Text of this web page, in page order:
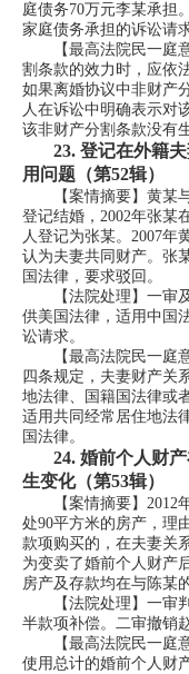
庭债务70万元李某承担
家庭债务承担的诉讼请求
【最高法院民一庭意
割条款的效力时，应依
如果离婚协议中非财产
人在诉讼中明确表示对
该非财产分割条款没有
23. 登记在外籍
用问题（第52辑）
【案情摘要】黄某与
登记结婚，2002年张某
人登记为张某。2007年
认为夫妻共同财产。张
国法律，要求驳回。
【法院处理】一审及
供美国法律，适用中国
讼请求。
【最高法院民一庭意
四条规定，夫妻财产关
地法律、国籍国法律或
适用共同经常居住地法
国法律。
24. 婚前个人财
生变化（第53辑）
【案情摘要】2012年
处90平方米的房产，理
款项购买的，在夫妻关
为变卖了婚前个人财产
房产及存款均在与陈某
【法院处理】一审判
半款项补偿。二审撤销
【最高法院民一庭意
使用总计的婚前个人财